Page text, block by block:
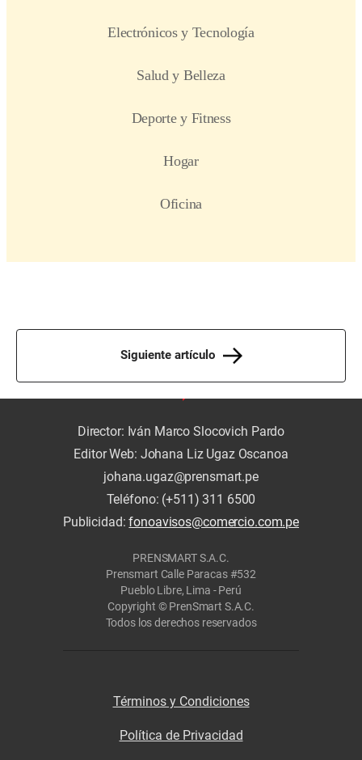
Siguiente artículo
Director: Iván Marco Slocovich Pardo
Editor Web: Johana Liz Ugaz Oscanoa
johana.ugaz@prensmart.pe
Teléfono: (+511) 311 6500
Publicidad:fonoavisos@comercio.com.pe
PRENSMART S.A.C.
Prensmart Calle Paracas #532
Pueblo Libre, Lima - Perú
Copyright © PrenSmart S.A.C.
Todos los derechos reservados
Términos y Condiciones
Política de Privacidad